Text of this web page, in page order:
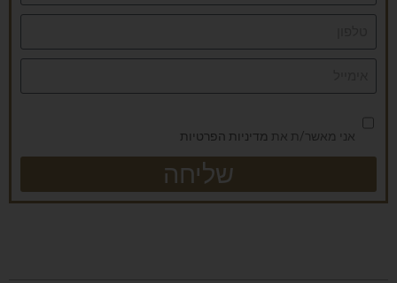
אני מאשר/ת את מדיניות הפרטיות
שליחה